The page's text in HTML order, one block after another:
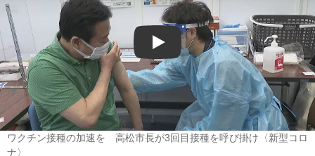
Play
ワクチン接種の加速を 高松市長が3回目接種を呼び掛け〈新型コロ
ナ〉